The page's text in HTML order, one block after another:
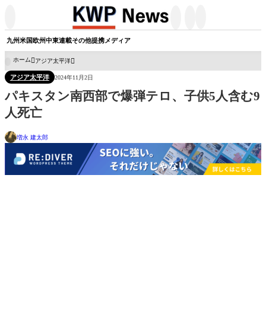
九州米国欧州中東連載その他提携メディア
ホーム アジア太平洋
アジア太平洋 2024年11月2日
パキスタン南西部で爆弾テロ、子供5人含む9
人死亡
増永 建太郎